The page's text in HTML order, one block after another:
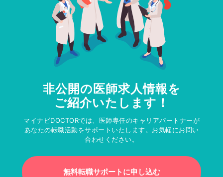
非公開の医師求人情報を
ご紹介いたします！
マイナビDOCTORでは、医師専任のキャリアパートナーが
あなたの転職活動をサポートいたします。お気軽にお問い
合わせください。
無料転職サポートに申し込む